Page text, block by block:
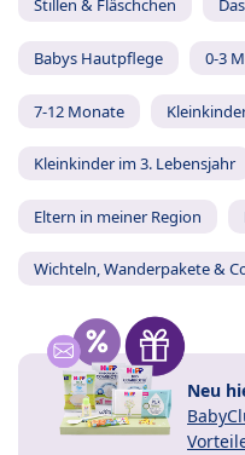
Stillen & Fläschchen
Babys Hautpflege 0-3
7-12 Monate
Kleinkinder im 3. Lebensjahr
Eltern in meiner Region
Wichteln, Wanderpakete &
Neu